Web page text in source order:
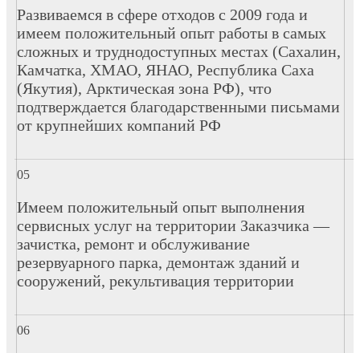
Развиваемся в сфере отходов с 2009 года и
имеем положительный опыт работы в самых
сложных и труднодоступных местах (Сахалин,
Камчатка, ХМАО, ЯНАО, Республика Саха
(Якутия), Арктическая зона РФ), что
подтверждается благодарственными письмами
от крупнейших компаний РФ
Имеем положительный опыт выполнения
сервисных услуг на территории Заказчика —
зачистка, ремонт и обслуживание
резервуарного парка, демонтаж зданий и
сооружений, рекультивация территории